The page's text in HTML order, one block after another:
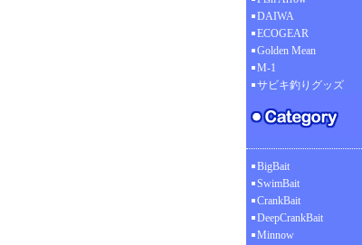
DAIWA
ECOGEAR
Golden Mean
M-1
サビキ釣りグッズ
BigBait
SwimBait
CrankBait
DeepCrankBait
Minnow